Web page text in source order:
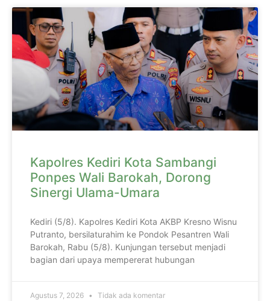
Kapolres Kediri Kota Sambangi
Ponpes Wali Barokah, Dorong
Sinergi Ulama-Umara
Kediri (5/8). Kapolres Kediri Kota AKBP Kresno Wisnu
Putranto, bersilaturahim ke Pondok Pesantren Wali
Barokah, Rabu (5/8). Kunjungan tersebut menjadi
bagian dari upaya mempererat hubungan
Agustus 7, 2026 Tidak ada komentar